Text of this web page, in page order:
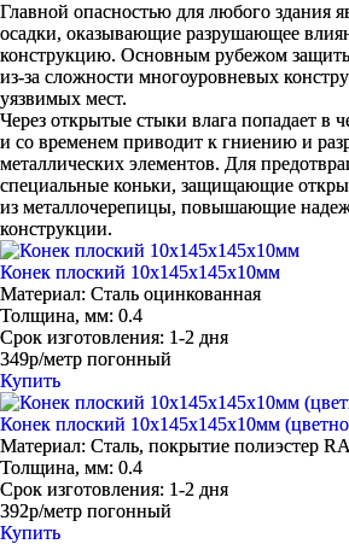
Главной опасностью для любого здания
осадки, оказывающие разрушающее
конструкцию. Основным рубежом
из-за сложности многоуровневых
уязвимых мест.
Через открытые стыки влага попадает в
и со временем приводит к гниению и
металлических элементов. Для
специальные коньки, защищающие
из металлочерепицы, повышающие
конструкции.
Конек плоский 10х145х145х10мм
Материал: Сталь оцинкованная
Толщина, мм: 0.4
Срок изготовления: 1-2 дня
349р/метр погонный
Купить
Конек плоский 10х145х145х10мм
Материал: Сталь, покрытие полиэстер
Толщина, мм: 0.4
Срок изготовления: 1-2 дня
392р/метр погонный
Купить